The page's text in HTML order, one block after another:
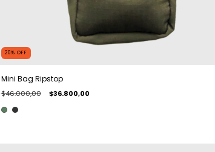
20% OFF
Mini Bag Ripstop
$46.000,00 $36.800,00